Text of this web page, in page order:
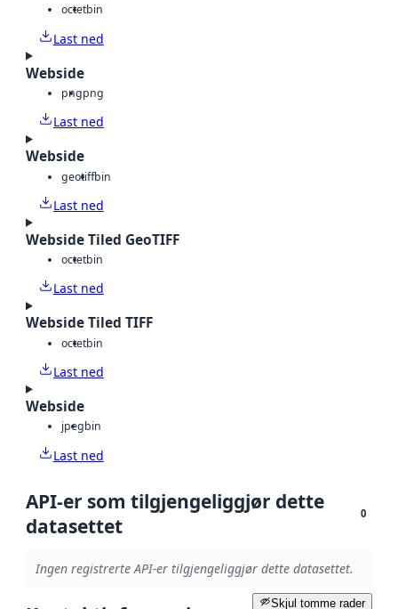
octetbin
Last ned
Webside
pngpng
Last ned
Webside
geotiffbin
Last ned
Webside Tiled GeoTIFF
octetbin
Last ned
Webside Tiled TIFF
octetbin
Last ned
Webside
jpegbin
Last ned
API-er som tilgjengeliggjør dette
datasettet
0
Ingen registrerte API-er tilgjengeliggjør dette datasettet.
Skjul tomme rader